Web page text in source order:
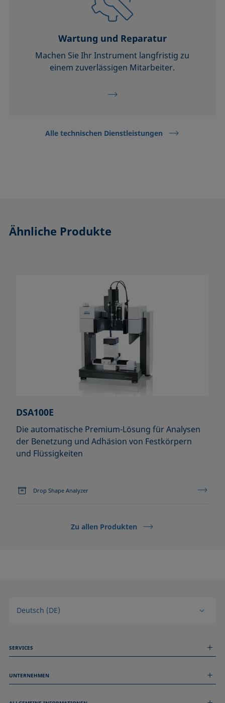
Wartung und Reparatur
Machen Sie Ihr Instrument langfristig zu
einem zuverlässigen Mitarbeiter.
Alle technischen Dienstleistungen
Ähnliche Produkte
DSA100E
Die automatische Premium-Lösung für Analysen
der Benetzung und Adhäsion von Festkörpern
und Flüssigkeiten
Drop Shape Analyzer
Zu allen Produkten
Deutsch (DE)
SERVICES
Technischer Service
UNTERNEHMEN